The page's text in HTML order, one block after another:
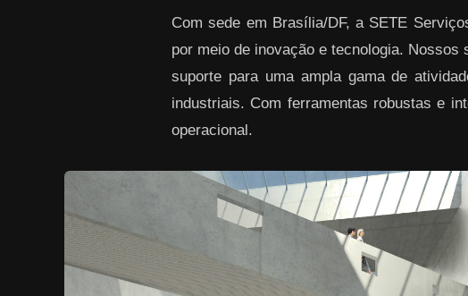
Com sede em Brasília/DF, a SETE
por meio de inovação e tecnologia.
suporte para uma ampla gama de
industriais. Com ferramentas robustas e
operacional.